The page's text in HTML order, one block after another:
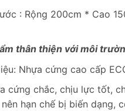
: Rộng 200cm * Cao
thân thiện với môi
Nhựa cứng cao cấp
cứng chắc, chịu lực tốt,
hạn chế bị biến dạng,